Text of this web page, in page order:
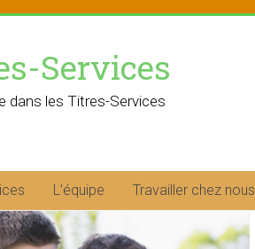
Services
dans les Titres-Services
L’équipe Travailler chez nous